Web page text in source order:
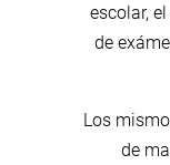
escolar,
de
Los
de